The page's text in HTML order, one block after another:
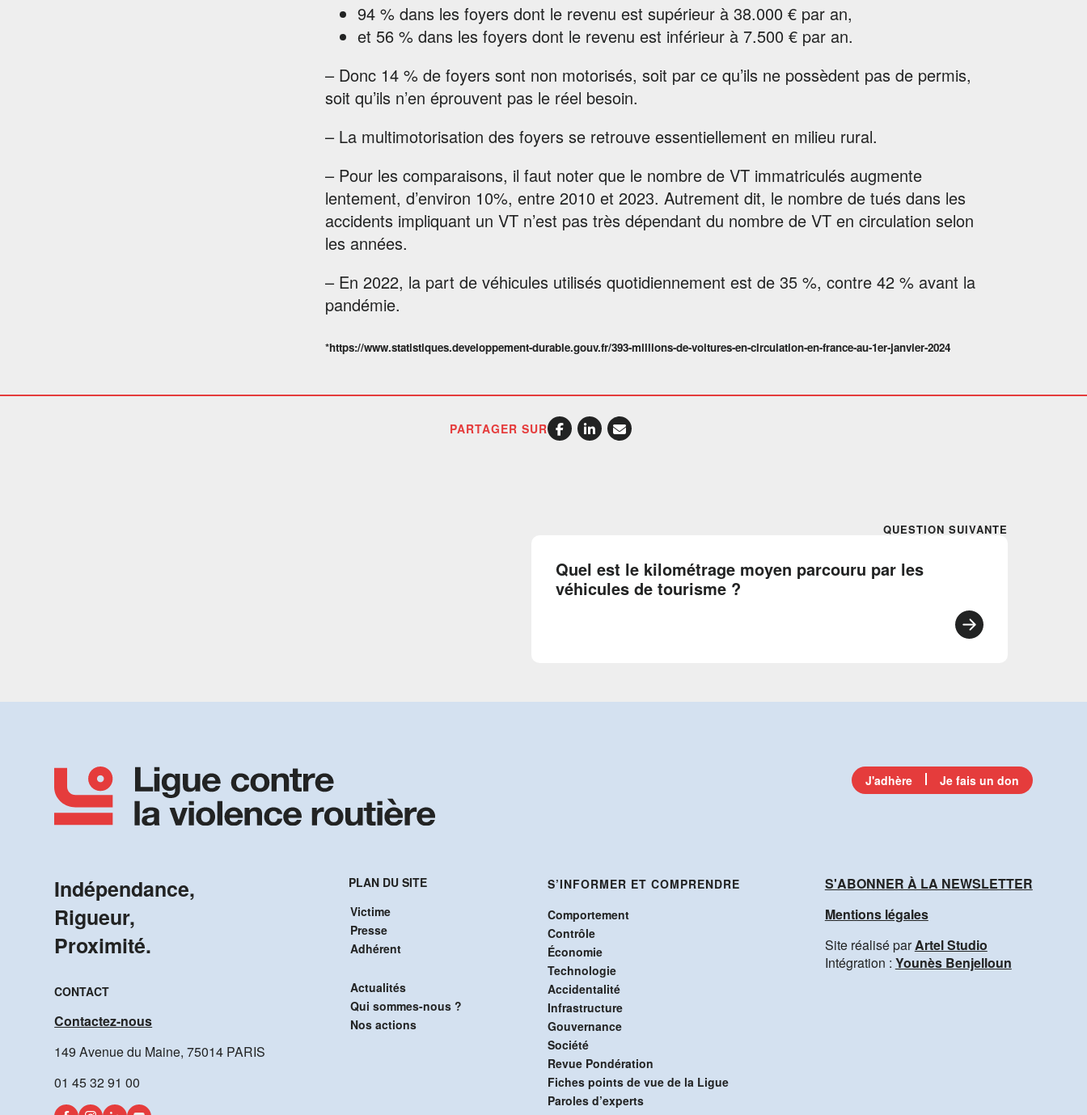
94 % dans les foyers dont le revenu est supérieur à 38.000 € par an,
et 56 % dans les foyers dont le revenu est inférieur à 7.500 € par an.
– Donc 14 % de foyers sont non motorisés, soit par ce qu’ils ne possèdent pas de permis,
soit qu’ils n’en éprouvent pas le réel besoin.
– La multimotorisation des foyers se retrouve essentiellement en milieu rural.
– Pour les comparaisons, il faut noter que le nombre de VT immatriculés augmente
lentement, d’environ 10%, entre 2010 et 2023. Autrement dit, le nombre de tués dans les
accidents impliquant un VT n’est pas très dépendant du nombre de VT en circulation selon
les années.
– En 2022, la part de véhicules utilisés quotidiennement est de 35 %, contre 42 % avant la
pandémie.
*https://www.statistiques.developpement-durable.gouv.fr/393-millions-de-voitures-en-circulation-en-france-au-1er-janvier-2024
PARTAGER SUR
QUESTION SUIVANTE
Quel est le kilométrage moyen parcouru par les
véhicules de tourisme ?
J'adhère Je fais un don
Indépendance,
Rigueur,
Proximité.
CONTACT
Contactez-nous
149 Avenue du Maine, 75014 PARIS
01 45 32 91 00
PLAN DU SITE
Victime
Presse
Adhérent
Actualités
Qui sommes-nous ?
Nos actions
S’INFORMER ET COMPRENDRE
Comportement
Contrôle
Économie
Technologie
Accidentalité
Infrastructure
Gouvernance
Société
Revue Pondération
Fiches points de vue de la Ligue
Paroles d’experts
S'ABONNER À LA NEWSLETTER
Mentions légales
Site réalisé parArtel Studio
Intégration : Younès Benjelloun